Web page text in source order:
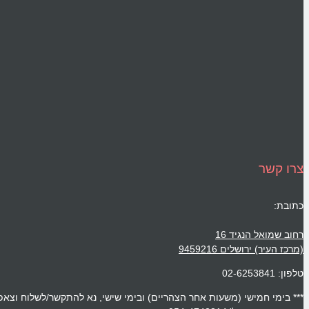
צרו קשר
כתובת:
רחוב שמואל הנגיד 16
(מרכז העיר) ירושלים 9459216
טלפון: 02-6253841
*** בימי חמישי (משעות אחר הצהריים) ובימי שישי, נא להתקשר/לשלוח